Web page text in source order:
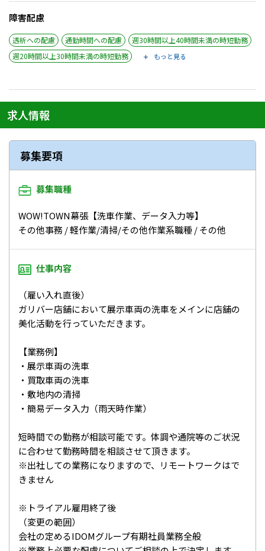
障害配慮
透析への配慮 通勤時間への配慮
週30時間以上40時間未満の時短勤務
週20時間以上30時間未満の時短勤務
もっと見る
求人情報
募集要項
募集職種
WOW!TOWN幕張【洗車作業、データ入力等】
その他事務 / 軽作業/清掃/その他作業系職種 / その他
仕事内容
（雇い入れ直後）
ガリバー店舗において展示車両の洗車をメインに店舗の
美化活動を行っていただきます。
【業務例】
・展示車両の洗車
・買取車両の洗車
・敷地内の清掃
・簡易データ入力（雨天時作業）
短時間での勤務が相談可能です。体調や通院等のご状況
に合わせて勤務時間を相談させて頂きます。
※出社しての業務になりますので、リモートワークはで
きません
※トライアル雇用終了後
（変更の範囲）
会社の定めるIDOMグループ有期社員業務全般